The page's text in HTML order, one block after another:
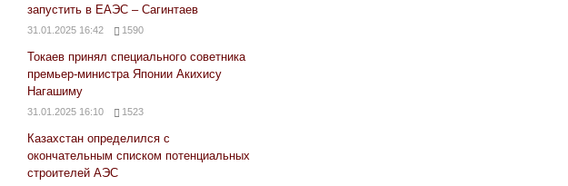
запустить в ЕАЭС – Сагинтаев
31.01.2025 16:42 1590
Токаев принял специального советника
премьер-министра Японии Акихису
Нагашиму
31.01.2025 16:10 1523
Казахстан определился с
окончательным списком потенциальных
строителей АЭС